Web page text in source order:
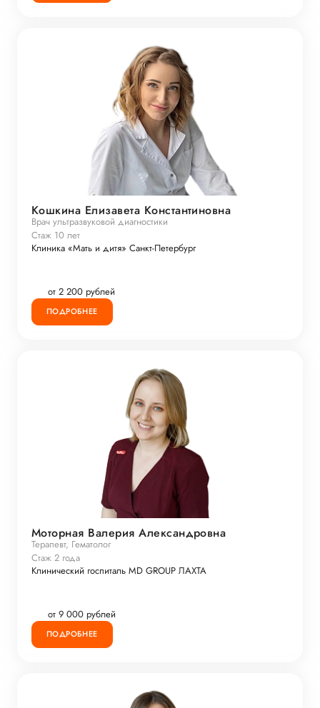
Кошкина Елизавета Константиновна
Врач ультразвуковой диагностики
Стаж 10 лет
Клиника «Мать и дитя» Санкт-Петербург
от 2 200 рублей
ПОДРОБНЕЕ
Моторная Валерия Александровна
Терапевт, Гематолог
Стаж 2 года
Клинический госпиталь MD GROUP ЛАХТА
от 9 000 рублей
ПОДРОБНЕЕ